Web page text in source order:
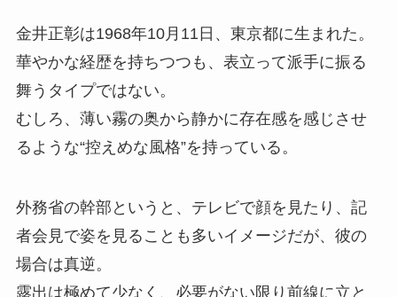
金井正彰は1968年10月11日、東京都に生まれた。
華やかな経歴を持ちつつも、表立って派手に振る
舞うタイプではない。
むしろ、薄い霧の奥から静かに存在感を感じさせ
るような“控えめな風格”を持っている。
外務省の幹部というと、テレビで顔を見たり、記
者会見で姿を見ることも多いイメージだが、彼の
場合は真逆。
露出は極めて少なく、必要がない限り前線に立と